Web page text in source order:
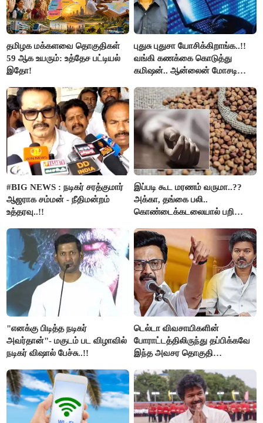
தமிழக மக்களவை தொகுதிகள்
59 ஆக உயரும்: உத்தேச பட்டியல்
இதோ!
புதுசு புதுசா யோசிக்கிறாங்க..!!
வங்கி கணக்கை கொடுத்து
கமிஷன்.. ஆன்லைன் மோசடி
கைது..!!
#BIG NEWS : நடிகர் சரத்குமார்
ஆஜராக சம்மன் - நீதிமன்றம்
உத்தரவு..!!
இப்படி கூட மரணம் வருமா..??
அக்கா, தங்கை பலி..
கொண்டைக்கடலையால் பறிபோன
"எனக்கு பிடித்த நடிகர்
அவர்தான்"- மகுடம் பட விழாவில்
நடிகர் விஷால் பேச்சு..!!
டெல்டா விவசாயிகளின்
போராட்டத்திலிருந்து தப்பிக்கவே
இந்த அவசர தொகுதி
அரங்கேற்றுகிறார் முதலமைச்சர் -
திமுக ஐடி விங்..!!